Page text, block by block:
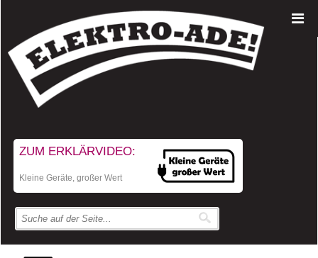
ZUM ERKLÄRVIDEO:
Kleine Geräte, großer Wert